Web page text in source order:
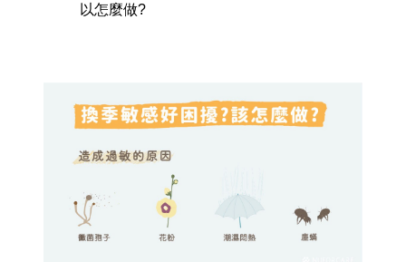
以怎麼做?